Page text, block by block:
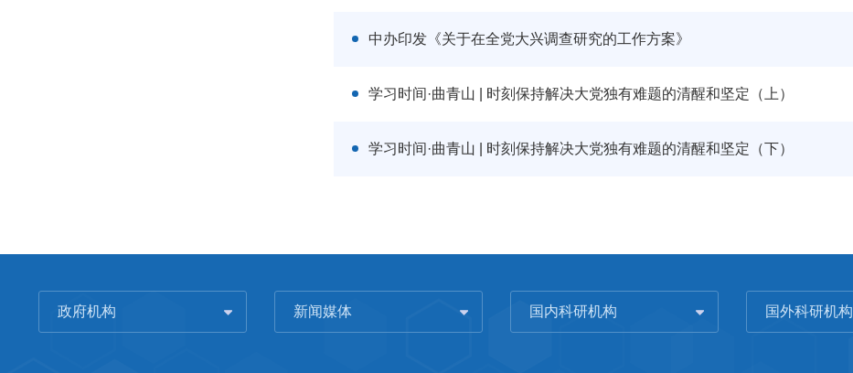
中办印发《关于在全党大兴调查研究的工作方案》
学习时间·曲青山 | 时刻保持解决大党独有难题的清醒和坚定（上）
学习时间·曲青山 | 时刻保持解决大党独有难题的清醒和坚定（下）
政府机构 新闻媒体 国内科研机构 国外科研机构